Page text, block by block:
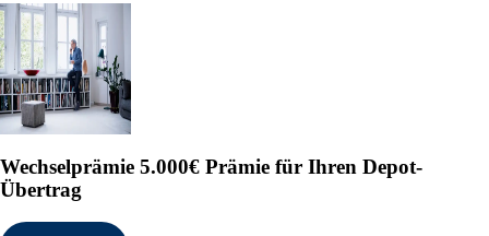
Wechselprämie 5.000€ Prämie für Ihren Depot-
Übertrag